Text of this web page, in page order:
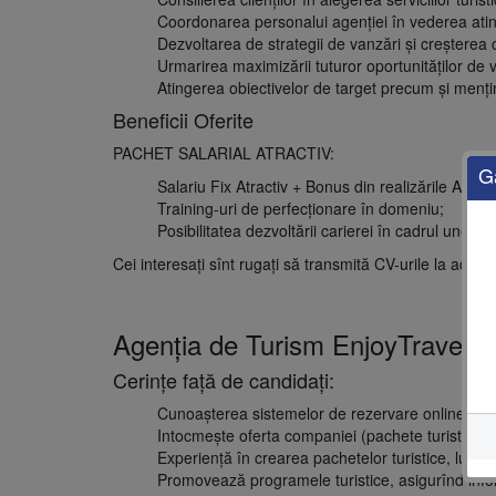
Coordonarea personalui agenţiei în vederea
Dezvoltarea de strategii de vanzări şi
Urmarirea maximizării tuturor oportunităţilor de
Atingerea obiectivelor de target precum şi
Beneficii Oferite
PACHET SALARIAL ATRACTIV:
Salariu Fix Atractiv + Bonus din realizările
Training-uri de perfecţionare în domeniu;
Posibilitatea dezvoltării carierei în cadrul unei
Cei interesaţi sînt rugaţi să transmită CV-urile la
Agenţia de Turism EnjoyTravel
Cerinţe faţă de candidaţi:
Cunoaşterea sistemelor de rezervare online
Intocmeşte oferta companiei (pachete turistice
Experienţă în crearea pachetelor turistice,
Promovează programele turistice, asigurînd